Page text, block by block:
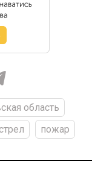
область
пожар